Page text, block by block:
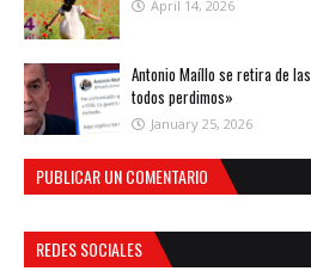
April 14, 2026
Antonio Maíllo se retira de
todos perdimos»
January 25, 2026
PUBLICAR UN COMENTARIO
REDES SOCIALES